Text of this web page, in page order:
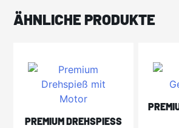
ÄHNLICHE PRODUKTE
PREMIUM DREHSPIESS M